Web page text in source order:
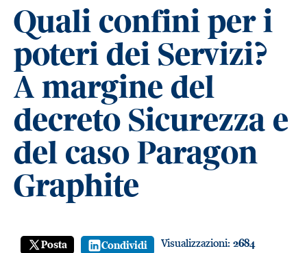
Quali confini per i
poteri dei Servizi?
A margine del
decreto Sicurezza e
del caso Paragon
Graphite
Posta Condividi Visualizzazioni: 2684